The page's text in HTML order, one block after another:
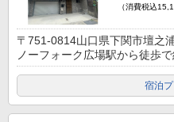
（消費税込
〒751-0814山口県下関市壇之
ノーフォーク広場駅から徒歩
宿泊